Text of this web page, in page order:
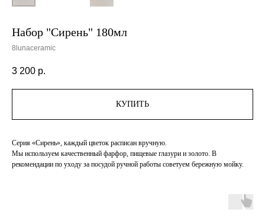
Набор "Сирень" 180мл
8lunaceramic
3 200 р.
КУПИТЬ
Серия «Сирень», каждый цветок расписан вручную.
Мы используем качественный фарфор, пищевые глазури и золото. В
рекомендации по уходу за посудой ручной работы советуем бережную мойку.